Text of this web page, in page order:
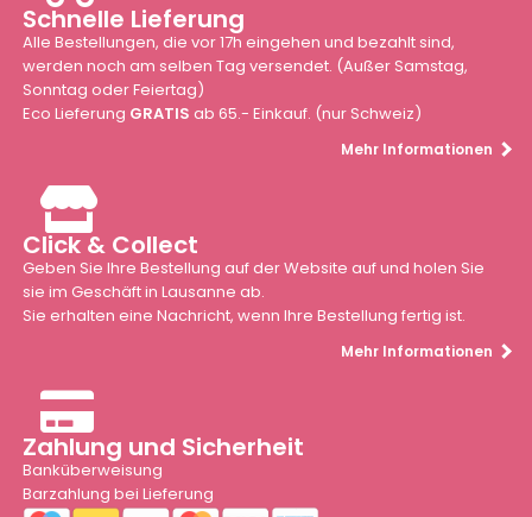
Schnelle Lieferung
Alle Bestellungen, die vor 17h eingehen und bezahlt sind,
werden noch am selben Tag versendet. (Außer Samstag,
Sonntag oder Feiertag)
Eco Lieferung GRATIS ab 65.- Einkauf. (nur Schweiz)
Mehr Informationen
Click & Collect
Geben Sie Ihre Bestellung auf der Website auf und holen Sie
sie im Geschäft in Lausanne ab.
Sie erhalten eine Nachricht, wenn Ihre Bestellung fertig ist.
Mehr Informationen
Zahlung und Sicherheit
Banküberweisung
Barzahlung bei Lieferung